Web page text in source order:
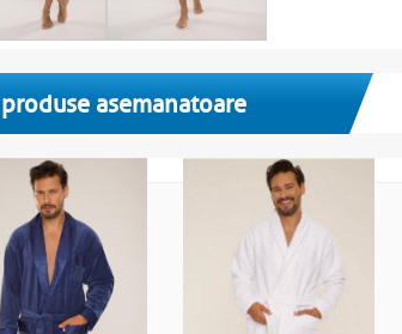
asemanatoare